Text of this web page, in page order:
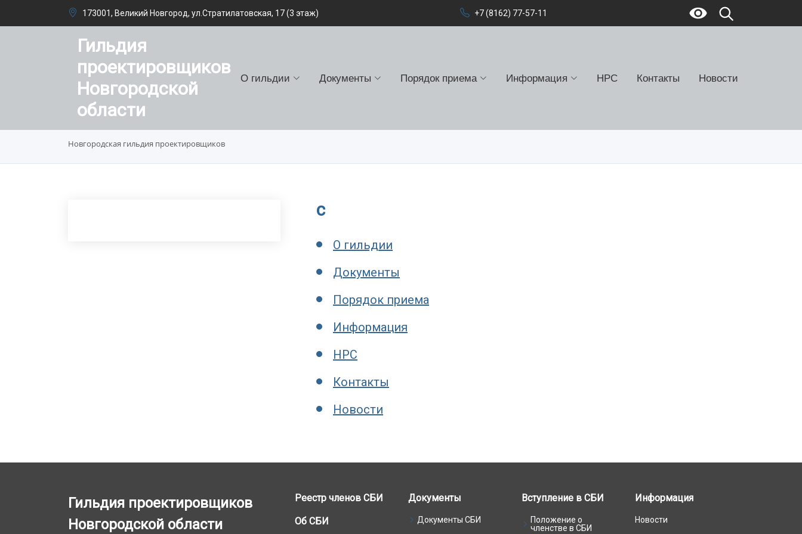
173001, Великий Новгород, ул.Стратилатовская, 17 (3 этаж) +7 (8162) 77-57-11
Гильдия
проектировщиков
Новгородской
области
О гильдии Документы Порядок приема Информация НРС Контакты Новости
Новгородская гильдия проектировщиков
c
О гильдии
Документы
Порядок приема
Информация
НРС
Контакты
Новости
Гильдия проектировщиков
Новгородской области
Реестр членов СБИ
Об СБИ
Документы
Документы СБИ
Вступление в СБИ
Положение о
членстве в СБИ
Информация
Новости